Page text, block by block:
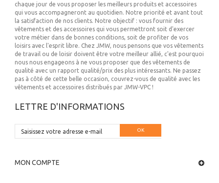
chaque jour de vous proposer les meilleurs produits et accessoires
qui vous accompagneront au quotidien. Notre priorité et avant tout
la satisfaction de nos clients. Notre objectif : vous fournir des
vêtements et des accessoires qui vous permettront soit d'exercer
votre métier dans de bonnes conditions, soit de profiter de vos
loisirs avec l'esprit libre. Chez JMW, nous pensons que vos vêtements
de travail ou de loisir doivent être votre meilleur allié, c'est pourquoi
nous nous engageons à ne vous proposer que des vêtements de
qualité avec un rapport qualité/prix des plus intéressants. Ne passez
pas à côté de cette belle occasion, couvrez-vous de qualité avec les
vêtements et accessoires distribués par JMW-VPC !
LETTRE D'INFORMATIONS
OK
MON COMPTE